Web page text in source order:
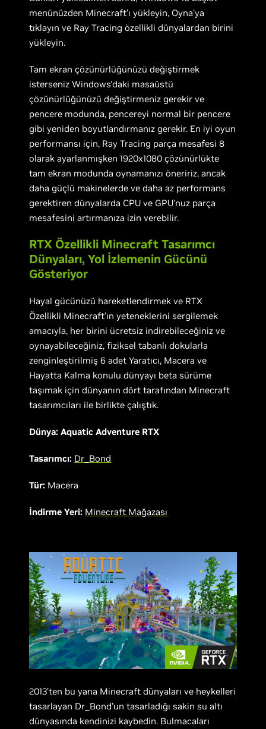
menünüzden Minecraft’ı yükleyin, Oyna’ya
tıklayın ve Ray Tracing özellikli dünyalardan birini
yükleyin.
Tam ekran çözünürlüğünüzü değiştirmek
isterseniz Windows'daki masaüstü
çözünürlüğünüzü değiştirmeniz gerekir ve
pencere modunda, pencereyi normal bir pencere
gibi yeniden boyutlandırmanız gerekir. En iyi oyun
performansı için, Ray Tracing parça mesafesi 8
olarak ayarlanmışken 1920x1080 çözünürlükte
tam ekran modunda oynamanızı öneririz, ancak
daha güçlü makinelerde ve daha az performans
gerektiren dünyalarda CPU ve GPU'nuz parça
mesafesini artırmanıza izin verebilir.
RTX Özellikli Minecraft Tasarımcı
Dünyaları, Yol İzlemenin Gücünü
Gösteriyor
Hayal gücünüzü hareketlendirmek ve RTX
Özellikli Minecraft’ın yeteneklerini sergilemek
amacıyla, her birini ücretsiz indirebileceğiniz ve
oynayabileceğiniz, fiziksel tabanlı dokularla
zenginleştirilmiş 6 adet Yaratıcı, Macera ve
Hayatta Kalma konulu dünyayı beta sürüme
taşımak için dünyanın dört tarafından Minecraft
tasarımcıları ile birlikte çalıştık.
Dünya: Aquatic Adventure RTX
Tasarımcı: Dr_Bond
Tür: Macera
İndirme Yeri: Minecraft Mağazası
2013’ten bu yana Minecraft dünyaları ve heykelleri
tasarlayan Dr_Bond’un tasarladığı sakin su altı
dünyasında kendinizi kaybedin. Bulmacaları